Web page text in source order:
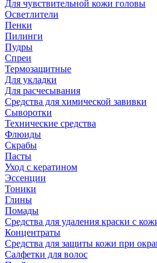
Для чувствительной кожи головы
Осветлители
Пенки
Пилинги
Пудры
Спреи
Термозащитные
Для укладки
Для расчесывания
Средства для химической завивки
Сыворотки
Технические средства
Флюиды
Скрабы
Пасты
Уход с кератином
Эссенции
Тоники
Глины
Помады
Средства для удаления краски с
Концентраты
Средства для защиты кожи при
Салфетки для волос